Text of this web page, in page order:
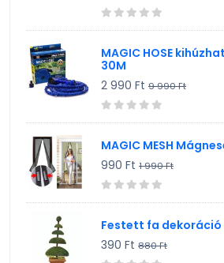
MAGIC HOSE
30M
2 990 Ft 9 990 Ft
MAGIC MESH
990 Ft 1 990 Ft
Festett fa dekoráció
390 Ft 880 Ft